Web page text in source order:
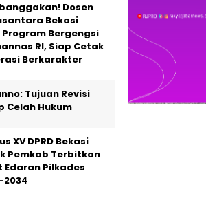
Dosen
Bekasi
Program Bergengsi
RI, Siap Cetak
Berkarakter
Tujuan Revisi
Celah Hukum
XV DPRD Bekasi
Pemkab Terbitkan
Edaran Pilkades